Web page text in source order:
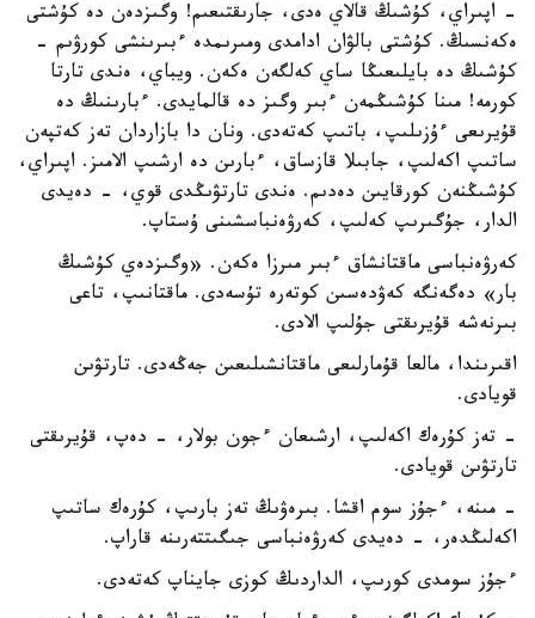
- اپىراي، كۇشىڭ قالاي ەدى، جارىقتىعىم! وگىزدەن دە كۇشتى
ەكەنسىڭ. كۇشتى بالۋان ادامدى ومىرىمدە ءبىرىنشى كورۋىم -
كۇشىڭ دە بايلىعىڭا ساي كەلگەن ەكەن. ويباي، ەندى تارتا
كورمە! مىنا كۇشىڭمەن ءبىر وگىز دە قالمايدى. ءبارىنىڭ دە
قۇيرىعى ءۇزىلىپ، باتىپ كەتەدى. ونان دا بازاردان تەز كەتپەن
ساتىپ اكەلىپ، جابىلا قازساق، ءبارىن دە ارشىپ الامىز. اپىراي،
كۇشىڭنەن كورقايىن دەدىم. ەندى تارتۋىڭدى قوي، - دەيدى
الدار، جۇگىرىپ كەلىپ، كەرۋەنباسشىنى ۇستاپ.
كەرۋەنباسى ماقتانشاق ءبىر مىرزا ەكەن. «وگىزدەي كۇشىڭ
بار» دەگەنگە كەۋدەسىن كوتەرە تۇسەدى. ماقتانىپ، تاعى
بىرنەشە قۇيرىقتى جۇلىپ الادى.
اقىرىندا، مالعا قۇمارلىعى ماقتانشىلىعىن جەڭەدى. تارتۋىن
قويادى.
- تەز كۇرەك اكەلىپ، ارشىعان ءجون بولار، - دەپ، قۇيرىقتى
تارتۋىن قويادى.
- مىنە، ءجۇز سوم اقشا. بىرەۋىڭ تەز بارىپ، كۇرەك ساتىپ
اكەلىڭدەر، - دەيدى كەرۋەنباسى جىگىتتەرىنە قاراپ.
ءجۇز سومدى كورىپ، الداردىڭ كوزى جايناپ كەتەدى.